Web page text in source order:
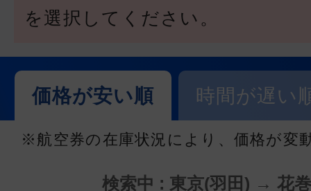
を選択してください。
価格が安い順 時間が遅い
※航空券の在庫状況により、価格が変
検索中 : 東京(羽田) → 花